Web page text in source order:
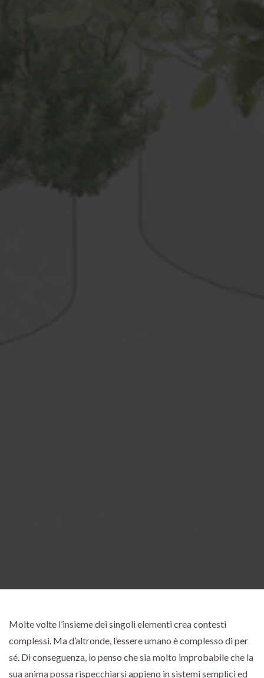
Molte volte l’insieme dei singoli elementi crea contesti
complessi. Ma d’altronde, l’essere umano è complesso di per
sé. Di conseguenza, io penso che sia molto improbabile che la
sua anima possa rispecchiarsi appieno in sistemi semplici ed